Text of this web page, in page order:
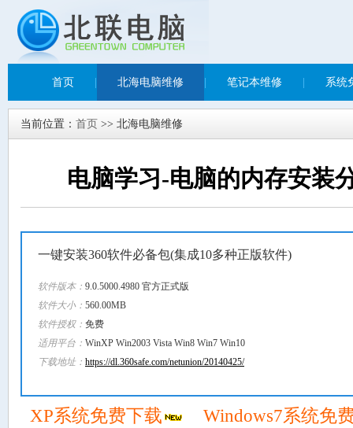
首页 北海电脑维修 笔记本维修 系统
当前位置： 首页 >> 北海电脑维修
电脑学习-电脑的内存安装
一键安装360软件必备包(集成10多种正版软件)
软件版本： 9.0.5000.4980 官方正式版
软件大小： 560.00MB
软件授权： 免费
适用平台： WinXP Win2003 Vista Win8 Win7 Win10
下载地址： https://dl.360safe.com/netunion/20140425/
XP系统免费下载
Windows7系统免